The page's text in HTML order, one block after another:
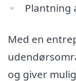
Plantning
Med en
og giver